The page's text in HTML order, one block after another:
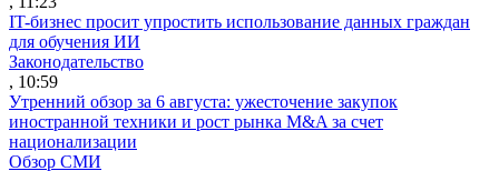
IT-бизнес просит упростить использование данных граждан
для обучения ИИ
Законодательство
, 10:59
Утренний обзор за 6 августа: ужесточение закупок
иностранной техники и рост рынка M&A за счет
национализации
Обзор СМИ